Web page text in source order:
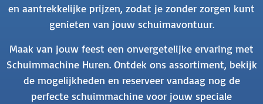
en aantrekkelijke prijzen, zodat je zonder zorgen kunt
genieten van jouw schuimavontuur.
Maak van jouw feest een onvergetelijke ervaring met
Schuimmachine Huren. Ontdek ons assortiment, bekijk
de mogelijkheden en reserveer vandaag nog de
perfecte schuimmachine voor jouw speciale